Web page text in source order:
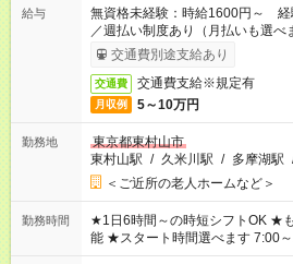
給与
無資格未経験：時給1600円～
／週払い制度あり（月払いも選べ
了次第のお支払いとなります。
交通費別途支給あり
交通費 交通費支給※規定有
月収例 5～10万円
勤務地
東京都東村山市
東村山駅 / 久米川駅 / 多摩湖駅
＜ご近所の老人ホームなど＞
勤務時間
★1日6時間～の時短シフトOK ★もちろんフルタイムシフトも可
能 ★スタート時間選べます 7:00
20:00 など残業なし！ ※Wワークの場合、他のお仕事と合わせ